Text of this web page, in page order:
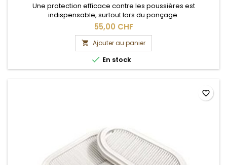
Une protection efficace contre les poussières est
indispensable, surtout lors du ponçage.
55,00 CHF
 Ajouter au panier
 En stock
favorite_border